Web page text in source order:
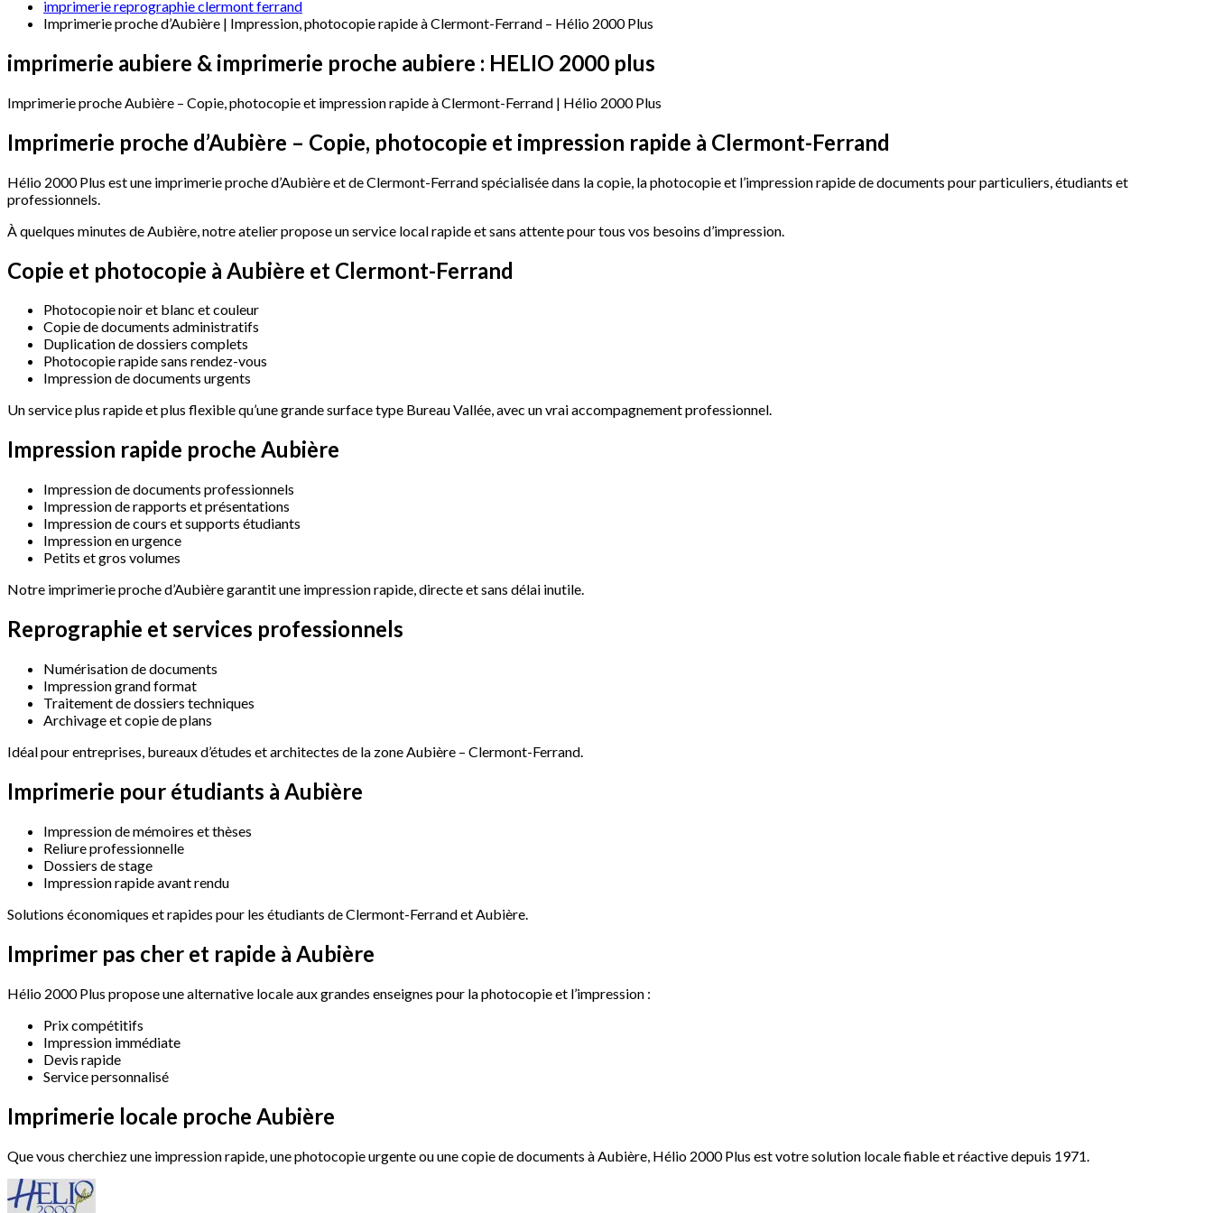
imprimerie reprographie clermont ferrand
Imprimerie proche d’Aubière | Impression, photocopie rapide à Clermont-Ferrand – Hélio 2000 Plus
imprimerie aubiere & imprimerie proche aubiere : HELIO 2000 plus
Imprimerie proche Aubière – Copie, photocopie et impression rapide à Clermont-Ferrand | Hélio 2000 Plus
Imprimerie proche d’Aubière – Copie, photocopie et impression rapide à Clermont-Ferrand
Hélio 2000 Plus est une imprimerie proche d’Aubière et de Clermont-Ferrand spécialisée dans la copie, la photocopie et l’impression rapide de documents pour particuliers, étudiants et
professionnels.
À quelques minutes de Aubière, notre atelier propose un service local rapide et sans attente pour tous vos besoins d’impression.
Copie et photocopie à Aubière et Clermont-Ferrand
Photocopie noir et blanc et couleur
Copie de documents administratifs
Duplication de dossiers complets
Photocopie rapide sans rendez-vous
Impression de documents urgents
Un service plus rapide et plus flexible qu’une grande surface type Bureau Vallée, avec un vrai accompagnement professionnel.
Impression rapide proche Aubière
Impression de documents professionnels
Impression de rapports et présentations
Impression de cours et supports étudiants
Impression en urgence
Petits et gros volumes
Notre imprimerie proche d’Aubière garantit une impression rapide, directe et sans délai inutile.
Reprographie etservices professionnels
Numérisation de documents
Impression grand format
Traitement de dossiers techniques
Archivage et copie de plans
Idéal pour entreprises, bureaux d’études et architectes de la zone Aubière – Clermont-Ferrand.
Imprimerie pour étudiants à Aubière
Impression de mémoires et thèses
Reliure professionnelle
Dossiers de stage
Impression rapide avant rendu
Solutions économiques et rapides pour les étudiants de Clermont-Ferrand et Aubière.
Imprimer pas cher et rapide à Aubière
Hélio 2000 Plus propose une alternative locale aux grandes enseignes pour la photocopie et l’impression :
Prix compétitifs
Impression immédiate
Devis rapide
Service personnalisé
Imprimerie locale proche Aubière
Que vous cherchiez une impression rapide, une photocopie urgente ou une copie de documents à Aubière, Hélio 2000 Plus est votre solution locale fiable et réactive depuis 1971.